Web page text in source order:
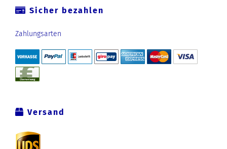
Sicher bezahlen
Zahlungsarten
Versand